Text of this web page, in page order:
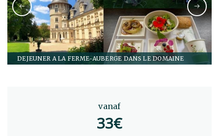
DEJEUNER A LA FERME-AUBERGE DANS LE DOMAINE
vanaf
33€